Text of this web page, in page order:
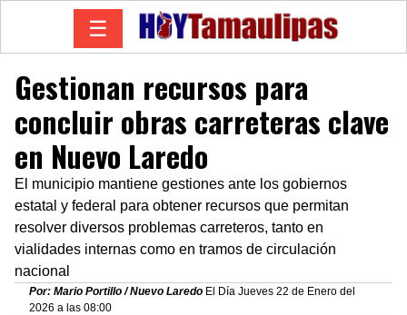
☰
Gestionan recursos para
concluir obras carreteras clave
en Nuevo Laredo
El municipio mantiene gestiones ante los gobiernos
estatal y federal para obtener recursos que permitan
resolver diversos problemas carreteros, tanto en
vialidades internas como en tramos de circulación
nacional
Por: Mario Portillo / Nuevo Laredo El Día Jueves 22 de Enero del
2026 a las 08:00